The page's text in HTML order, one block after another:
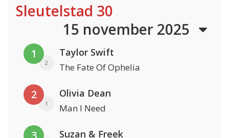
Sleutelstad 30
15 november 2025
1
2
Taylor Swift
The Fate Of Ophelia
2
1
Olivia Dean
Man I Need
Suzan & Freek